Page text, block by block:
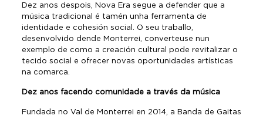
Dez anos despois, Nova Era segue a defender que a
música tradicional é tamén unha ferramenta de
identidade e cohesión social. O seu traballo,
desenvolvido dende Monterrei, converteuse nun
exemplo de como a creación cultural pode revitalizar o
tecido social e ofrecer novas oportunidades artísticas
na comarca.
Dez anos facendo comunidade a través da música
Fundada no Val de Monterrei en 2014, a Banda de Gaitas